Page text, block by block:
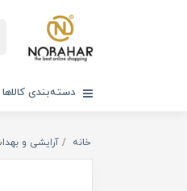
دسته‌بندی کالاها
خانه آرایشی و